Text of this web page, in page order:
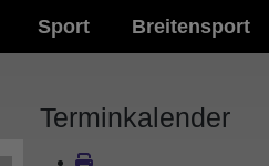
Sport Breitensport
Terminkalender